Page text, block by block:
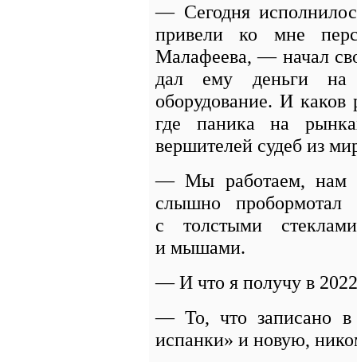
— Сегодня
привели ко мне
Малафеева, — начал
дал ему деньги на
оборудование. И каков
где паника на
вершителей судеб из
— Мы работаем, нам
слышно пробормотал
с толстыми
и мышами.
— И что я получу в
— То, что записано в
испанки» и новую,